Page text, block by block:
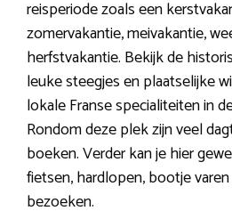
reisperiode zoals een
zomervakantie, meivakantie,
herfstvakantie. Bekijk de
leuke steegjes en plaatselijke
lokale Franse specialiteiten in
Rondom deze plek zijn veel
boeken. Verder kan je hier
fietsen, hardlopen, bootje
bezoeken.